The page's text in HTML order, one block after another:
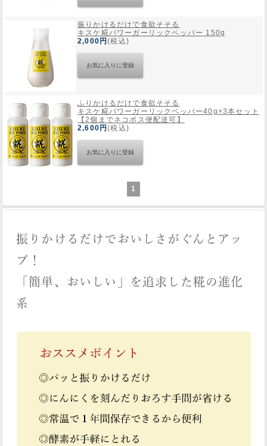
振りかけるだけで食欲そそる
キスケ糀パワーガーリックペッパー 150g
2,000円(税込)
ふりかけるだけで食欲そそる
キスケ糀パワーガーリックペッパー40g×3本セット
【2個までネコポス便配送可】
2,600円(税込)
1
振りかけるだけでおいしさがぐんとアッ
プ！
「簡単、おいしい」を追求した糀の進化
系